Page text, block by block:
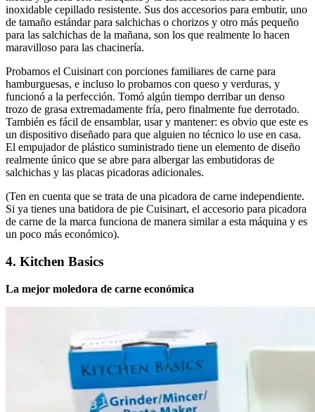
inoxidable cepillado resistente. Sus dos accesorios para embutir, uno
de tamaño estándar para salchichas o chorizos y otro más pequeño
para las salchichas de la mañana, son los que realmente lo hacen
maravilloso para las chacinería.
Probamos el Cuisinart con porciones familiares de carne para
hamburguesas, e incluso lo probamos con queso y verduras, y
funcionó a la perfección. Tomó algún tiempo derribar un denso
trozo de grasa extremadamente fría, pero finalmente fue derrotado.
También es fácil de ensamblar, usar y mantener: es obvio que este es
un dispositivo diseñado para que alguien no técnico lo use en casa.
El empujador de plástico suministrado tiene un elemento de diseño
realmente único que se abre para albergar las embutidoras de
salchichas y las placas picadoras adicionales.
(Ten en cuenta que se trata de una picadora de carne independiente.
Si ya tienes una batidora de pie Cuisinart, el accesorio para picadora
de carne de la marca funciona de manera similar a esta máquina y es
un poco más económico).
4. Kitchen Basics
La mejor moledora de carne económica